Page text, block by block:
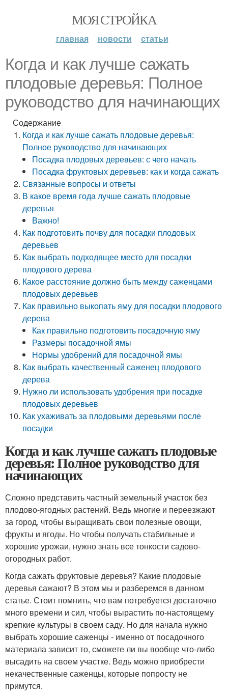
МОЯ СТРОЙКА
главная новости статьи
Когда и как лучше сажать
плодовые деревья: Полное
руководство для начинающих
Содержание
Когда и как лучше сажать плодовые деревья:
Полное руководство для начинающих
Посадка плодовых деревьев: с чего начать
Посадка фруктовых деревьев: как и когда сажать
Связанные вопросы и ответы
В какое время года лучше сажать плодовые
деревья
Важно!
Как подготовить почву для посадки плодовых
деревьев
Как выбрать подходящее место для посадки
плодового дерева
Какое расстояние должно быть между саженцами
плодовых деревьев
Как правильно выкопать яму для посадки плодового
дерева
Как правильно подготовить посадочную яму
Размеры посадочной ямы
Нормы удобрений для посадочной ямы
Как выбрать качественный саженец плодового
дерева
Нужно ли использовать удобрения при посадке
плодовых деревьев
Как ухаживать за плодовыми деревьями после
посадки
Когда и как лучше сажать плодовые
деревья: Полное руководство для
начинающих
Сложно представить частный земельный участок без
плодово-ягодных растений. Ведь многие и переезжают
за город, чтобы выращивать свои полезные овощи,
фрукты и ягоды. Но чтобы получать стабильные и
хорошие урожаи, нужно знать все тонкости садово-
огородных работ.
Когда сажать фруктовые деревья? Какие плодовые
деревья сажают? В этом мы и разберемся в данном
статье. Стоит помнить, что вам потребуется достаточно
много времени и сил, чтобы вырастить по-настоящему
крепкие культуры в своем саду. Но для начала нужно
выбрать хорошие саженцы - именно от посадочного
материала зависит то, сможете ли вы вообще что-либо
высадить на своем участке. Ведь можно приобрести
некачественные саженцы, которые попросту не
примутся.